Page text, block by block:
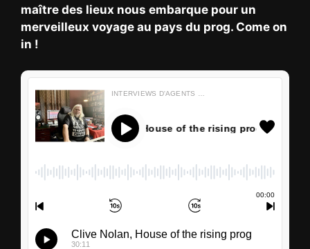
maître des lieux nous embarque pour un
merveilleux voyage au pays du prog. Come on
in !
INTERVIEWS D'AGENTS D'ENTRETIENS
Clive Nolan, House of the rising prog
00:00
Clive Nolan, House of the rising prog
30:11